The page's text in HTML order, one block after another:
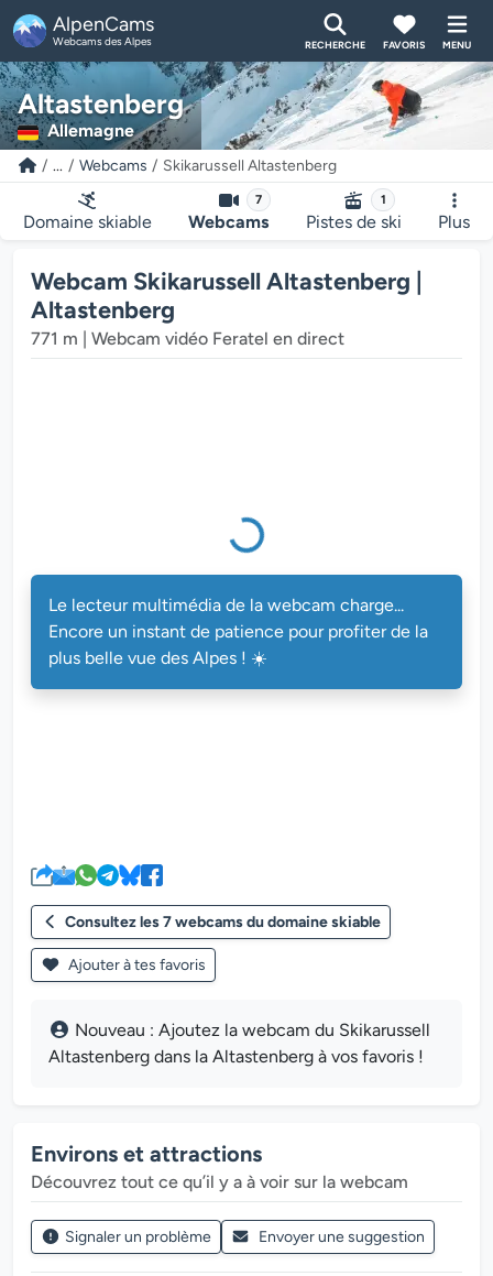
AlpenCams
Webcams des Alpes RECHERCHE FAVORIS MENU
Altastenberg
Allemagne
... Webcams Skikarussell Altastenberg
Domaine skiable
7
Webcams
1
Pistes de ski Plus
Webcam Skikarussell Altastenberg |
Altastenberg
771 m | Webcam vidéo Feratel en direct
Le lecteur multimédia de la webcam charge...
Encore un instant de patience pour profiter de la
plus belle vue des Alpes ! ☀️
Consultez les 7 webcams du domaine skiable
Ajouter à tes favoris
Nouveau : Ajoutez la webcam du Skikarussell
Altastenberg dans la Altastenberg à vos favoris !
Environs et attractions
Découvrez tout ce qu’il y a à voir sur la webcam
Signaler un problème Envoyer une suggestion